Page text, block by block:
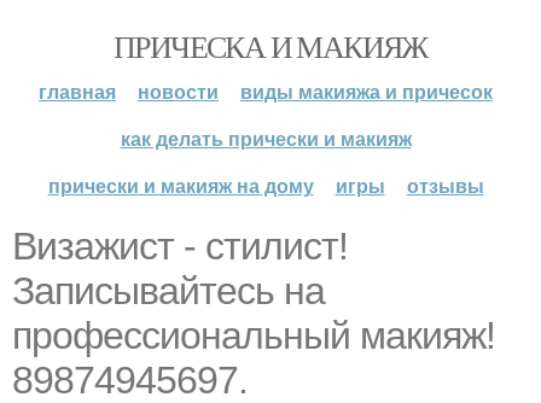
ПРИЧЕСКА И МАКИЯЖ
главная новости
виды макияжа и причесок
как делать прически и макияж
прически и макияж на дому
игры отзывы
Визажист - стилист!
Записывайтесь на
профессиональный макияж!
89874945697.